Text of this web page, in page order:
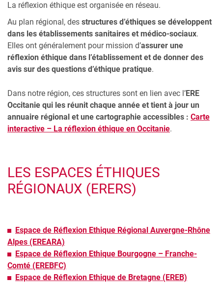
La réflexion éthique est organisée en réseau.
Au plan régional, des structures d’éthiques se développent
dans les établissements sanitaires et médico-sociaux.
Elles ont généralement pour mission d’assurer une
réflexion éthique dans l’établissement et de donner des
avis sur des questions d’éthique pratique.
Dans notre région, ces structures sont en lien avec l’ERE
Occitanie qui les réunit chaque année et tient à jour un
annuaire régional et une cartographie accessibles : Carte
interactive – La réflexion éthique en Occitanie.
LES ESPACES ÉTHIQUES
RÉGIONAUX (ERERS)
Espace de Réflexion Ethique Régional Auvergne-Rhône
Alpes (EREARA)
Espace de Réflexion Ethique Bourgogne – Franche-
Comté (EREBFC)
Espace de Réflexion Ethique de Bretagne (EREB)